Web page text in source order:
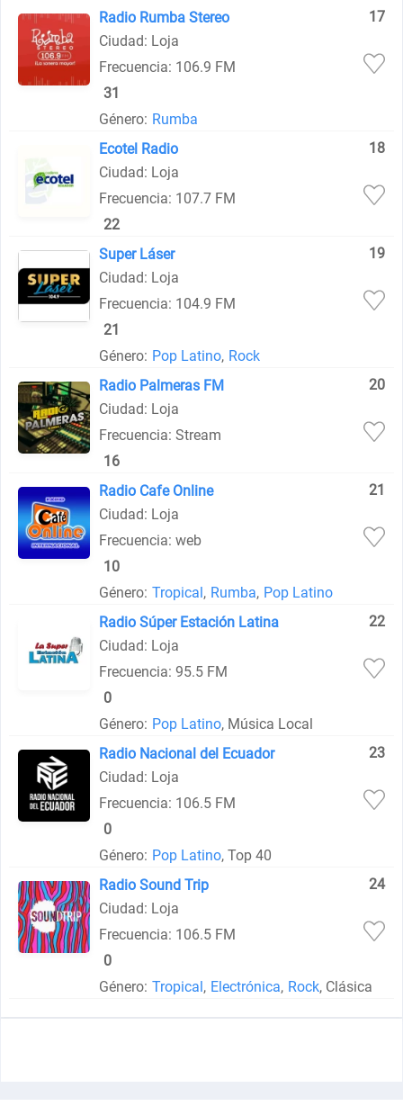
Radio Rumba Stereo
17
Ciudad: Loja
Frecuencia: 106.9 FM
31
Género: Rumba
Ecotel Radio
18
Ciudad: Loja
Frecuencia: 107.7 FM
22
Super Láser
19
Ciudad: Loja
Frecuencia: 104.9 FM
21
Género: Pop Latino, Rock
Radio Palmeras FM
20
Ciudad: Loja
Frecuencia: Stream
16
Radio Cafe Online
21
Ciudad: Loja
Frecuencia: web
10
Género: Tropical, Rumba, Pop Latino
Radio Súper Estación Latina
22
Ciudad: Loja
Frecuencia: 95.5 FM
0
Género: Pop Latino, Música Local
Radio Nacional del Ecuador
23
Ciudad: Loja
Frecuencia: 106.5 FM
0
Género: Pop Latino, Top 40
Radio Sound Trip
24
Ciudad: Loja
Frecuencia: 106.5 FM
0
Género: Tropical, Electrónica, Rock, Clásica